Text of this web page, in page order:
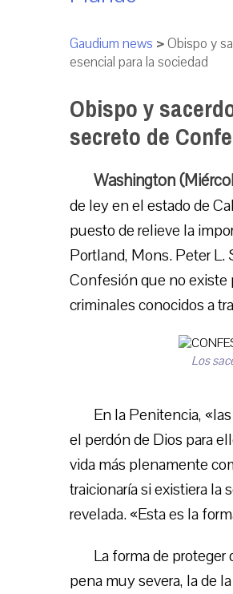
Gaudium news >Obispo y
esencial para la sociedad
Obispo y
secreto de
Washington
de ley en el estado de
puesto de relieve la
Portland, Mons. Peter L.
Confesión que no existe
criminales conocidos a
Los
En la Penitencia,
el perdón de Dios para
vida más plenamente
traicionaría si existiera
revelada. «Esta es la
La forma de
pena muy severa, la de